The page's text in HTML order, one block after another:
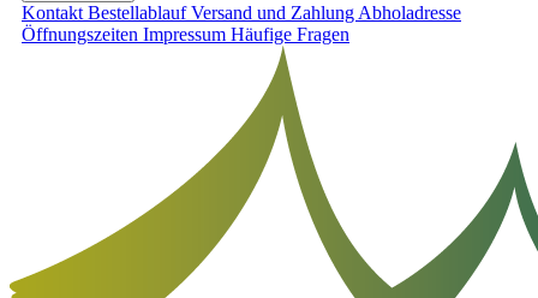
Kontakt BestellablaufVersand und Zahlung Abholadresse
Öffnungszeiten Impressum Häufige Fragen